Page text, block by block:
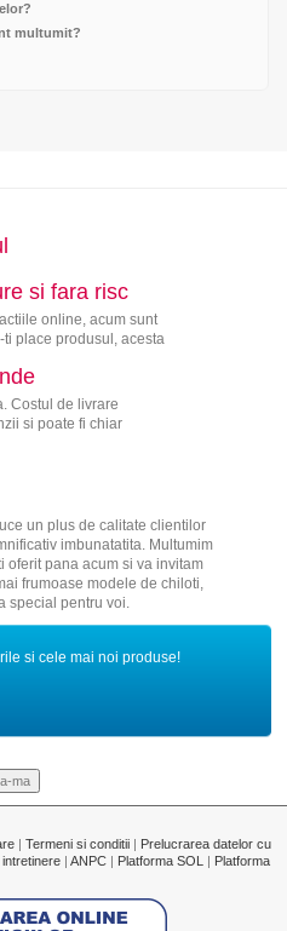
multumit?
si fara risc
online, acum sunt
place produsul, acesta
Costul de livrare
si poate fi chiar
un plus de calitate clientilor
imbunatatita. Multumim
oferit pana acum si va invitam
frumoase modele de chiloti,
special pentru voi.
si cele mai noi produse!
| Termeni si conditii | Prelucrarea datelor cu
| ANPC | Platforma SOL | Platforma